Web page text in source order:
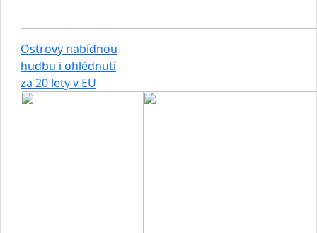
Ostrovy nabídnou
hudbu i ohlédnutí
za 20 lety v EU